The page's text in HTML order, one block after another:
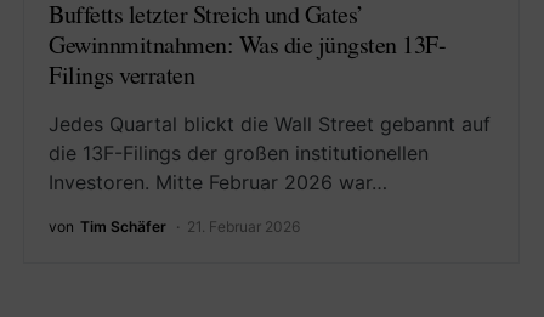
Buffetts letzter Streich und Gates’
Gewinnmitnahmen: Was die jüngsten 13F-
Filings verraten
Jedes Quartal blickt die Wall Street gebannt auf
die 13F-Filings der großen institutionellen
Investoren. Mitte Februar 2026 war…
von Tim Schäfer 21. Februar 2026